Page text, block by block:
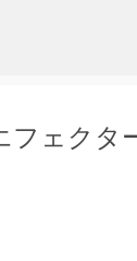
フェクタ